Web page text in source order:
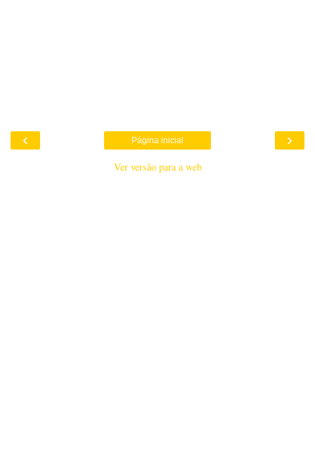
‹ ›
Página inicial
Ver versão para a web